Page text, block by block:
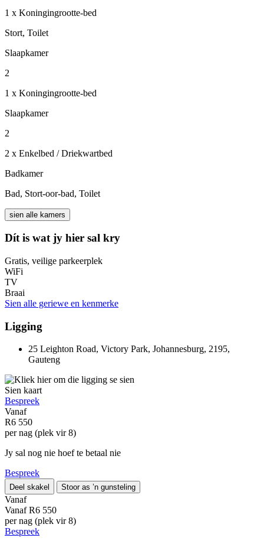
1 x Koningingrootte-bed
Stort, Toilet
Slaapkamer
2
1 x Koningingrootte-bed
Slaapkamer
2
2 x Enkelbed / Driekwartbed
Badkamer
Bad, Stort-oor-bad, Toilet
sien alle kamers
Dít is wat jy hier sal kry
Gratis, veilige parkeerplek
WiFi
TV
Braai
Sien alle geriewe en kenmerke
Ligging
25 Leighton Road, Victory Park, Johannesburg, 2195,
Gauteng
Sien kaart
Bespreek
Vanaf
R6 550
per nag (plek vir 8)
Jy sal nog nie hoef te betaal nie
Bespreek
Deel skakel Stoor as ’n gunsteling
Vanaf
Vanaf R6 550
per nag (plek vir 8)
Bespreek